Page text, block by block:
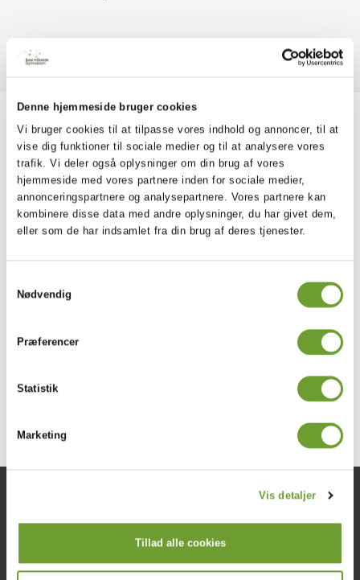
Denne hjemmeside bruger cookies
Vi bruger cookies til at tilpasse vores indhold og annoncer, til at
vise dig funktioner til sociale medier og til at analysere vores
trafik. Vi deler også oplysninger om din brug af vores
hjemmeside med vores partnere inden for sociale medier,
annonceringspartnere og analysepartnere. Vores partnere kan
kombinere disse data med andre oplysninger, du har givet dem,
eller som de har indsamlet fra din brug af deres tjenester.
Nødvendig
Præferencer
Statistik
Marketing
Vis detaljer
Tillad alle cookies
Vigtige links
Studievejledning
Find medarbejder
All about the IB